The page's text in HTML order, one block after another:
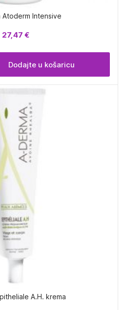
Atoderm Intensive
27,47 €
Dodajte u košaricu
A.H. krema